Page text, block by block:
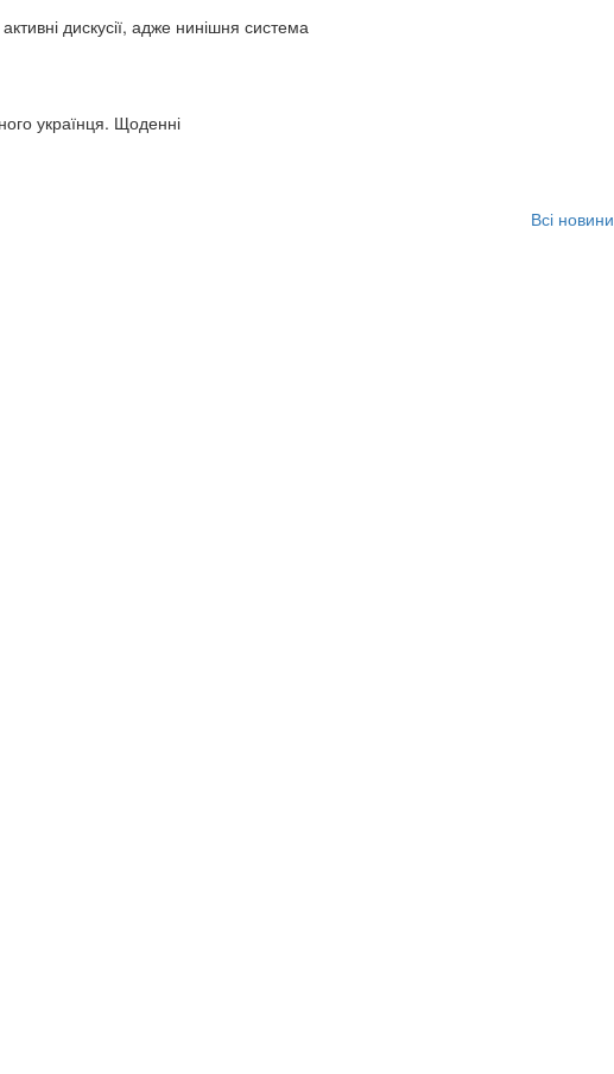
дискусії, адже нинішня система
українця. Щоденні
Всі новини